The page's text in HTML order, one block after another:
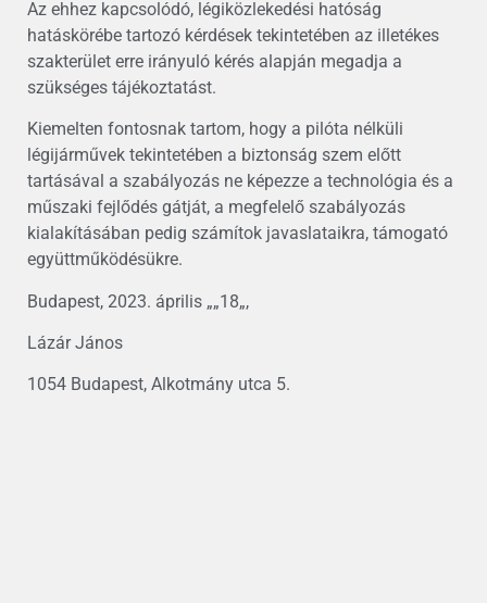
Az ehhez kapcsolódó, légiközlekedési hatóság
hatáskörébe tartozó kérdések tekintetében az illetékes
szakterület erre irányuló kérés alapján megadja a
szükséges tájékoztatást.
Kiemelten fontosnak tartom, hogy a pilóta nélküli
légijárművek tekintetében a biztonság szem előtt
tartásával a szabályozás ne képezze a technológia és a
műszaki fejlődés gátját, a megfelelő szabályozás
kialakításában pedig számítok javaslataikra, támogató
együttműködésükre.
Budapest, 2023. április „„18„,
Lázár János
1054 Budapest, Alkotmány utca 5.